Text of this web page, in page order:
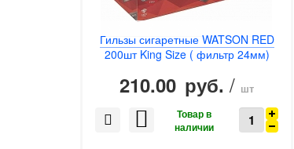
Гильзы сигаретные WATSON RED
200шт King Size ( фильтр 24мм)
210.00 руб. / шт